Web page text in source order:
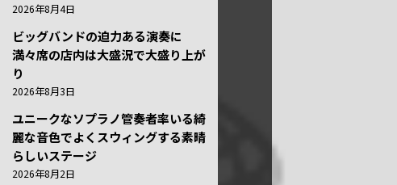
2026年8月4日
ビッグバンドの迫力ある演奏に
満々席の店内は大盛況で大盛り上が
り
2026年8月3日
ユニークなソプラノ管奏者率いる綺
麗な音色でよくスウィングする素晴
らしいステージ
2026年8月2日